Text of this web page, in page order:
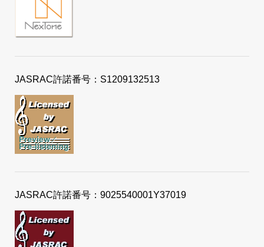
JASRAC許諾番号：S1209132513
JASRAC許諾番号：9025540001Y37019